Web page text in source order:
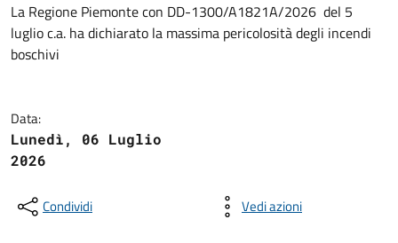
La Regione Piemonte con DD-1300/A1821A/2026 del 5
luglio c.a. ha dichiarato la massima pericolosità degli incendi
boschivi
Data:
Lunedì, 06 Luglio
2026
Condividi Vedi azioni